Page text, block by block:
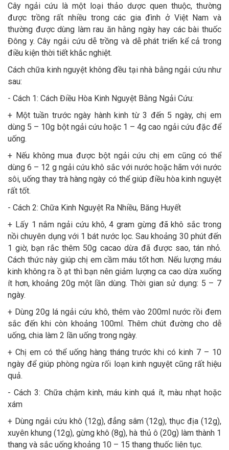
Cây ngải cứu là một loại thảo dược quen thuộc, thường
được trồng rất nhiều trong các gia đình ở Việt Nam và
thường được dùng làm rau ăn hằng ngày hay các bài thuốc
Đông y. Cây ngải cứu dễ trồng và dễ phát triển kể cả trong
điều kiện thời tiết khắc nghiệt.
Cách chữa kinh nguyệt không đều tại nhà bằng ngải cứu như
sau:
- Cách 1: Cách Điều Hòa Kinh Nguyệt Bằng Ngải Cứu:
+ Một tuần trước ngày hành kinh từ 3 đến 5 ngày, chị em
dùng 5 – 10g bột ngải cứu hoặc 1 – 4g cao ngải cứu đặc để
uống.
+ Nếu không mua được bột ngải cứu chị em cũng có thể
dùng 6 – 12 g ngải cứu khô sắc với nước hoặc hãm với nước
sôi, uống thay trà hàng ngày có thể giúp điều hòa kinh nguyệt
rất tốt.
- Cách 2: Chữa Kinh Nguyệt Ra Nhiều, Băng Huyết
+ Lấy 1 nắm ngải cứu khô, 4 gram gừng đã khô sắc trong
nồi chuyên dụng với 1 bát nước lọc. Sau khoảng 30 phút đến
1 giờ, bạn rắc thêm 50g cacao dừa đã được sao, tán nhỏ.
Cách thức này giúp chị em cầm máu tốt hơn. Nếu lượng máu
kinh không ra ồ ạt thì bạn nên giảm lượng ca cao dừa xuống
ít hơn, khoảng 20g một lần dùng. Thời gian sử dụng: 5 – 7
ngày.
+ Dùng 20g lá ngải cứu khô, thêm vào 200ml nước rồi đem
sắc đến khi còn khoảng 100ml. Thêm chút đường cho dễ
uống, chia làm 2 lần uống trong ngày.
+ Chị em có thể uống hàng tháng trước khi có kinh 7 – 10
ngày để giúp phòng ngừa rối loạn kinh nguyệt cũng rất hiệu
quả.
- Cách 3: Chữa chậm kinh, máu kinh quá ít, màu nhạt hoặc
xám
+ Dùng ngải cứu khô (12g), đẳng sâm (12g), thục địa (12g),
xuyên khung (12g), gừng khô (8g), hà thủ ô (20g) làm thành 1
thang và sắc uống khoảng 10 – 15 thang thuốc liên tục.